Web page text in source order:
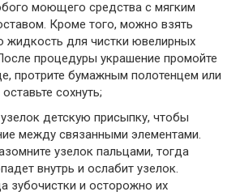
моющего средства с мягким
Кроме того, можно взять
жидкость для чистки ювелирных
процедуры украшение промойте
протрите бумажным полотенцем или
сохнуть;
детскую присыпку, чтобы
между связанными элементами.
узелок пальцами, тогда
внутрь и ослабит узелок.
зубочистки и осторожно их